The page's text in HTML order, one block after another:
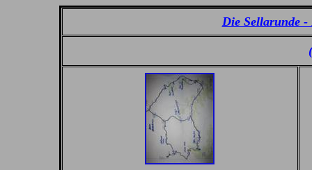
Die Sellarunde -